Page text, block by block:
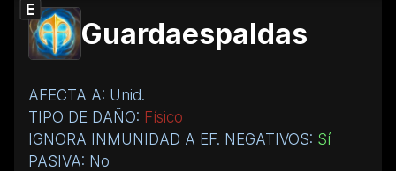
E
Guardaespaldas
AFECTA A: Unid.
TIPO DE DAÑO: Físico
IGNORA INMUNIDAD A EF. NEGATIVOS: Sí
PASIVA: No